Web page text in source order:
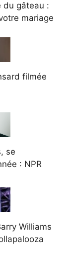
du gâteau :
mariage
filmée
se
: NPR
Williams